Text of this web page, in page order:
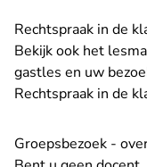
Rechtspraak in de
Bekijk ook het
gastles en uw
Rechtspraak in de
Groepsbezoek -